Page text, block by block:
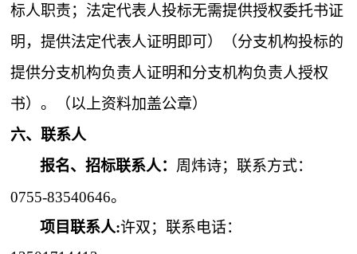
标人职责；法定代表人投标无需提供授权委托书证
明，提供法定代表人证明即可）（分支机构投标的
提供分支机构负责人证明和分支机构负责人授权
书）。（以上资料加盖公章）
六、联系人
报名、招标联系人： 周炜诗；联系方式：
0755-83540646。
项目联系人:许双；联系电话：